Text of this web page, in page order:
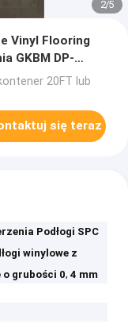
2/5
Vinyl Flooring
GKBM DP-
20FT lub
się teraz
Podłogi SPC
winylowe z
o grubości 0,4 mm